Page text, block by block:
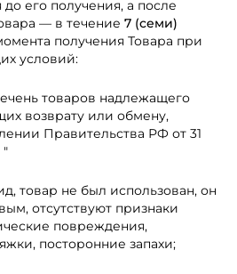
его получения, а после
— в течение 7 (семи)
получения Товара при
условий:
товаров надлежащего
возврату или обмену,
Правительства РФ от 31
"
товар не был использован, он
отсутствуют признаки
повреждения,
посторонние запахи;